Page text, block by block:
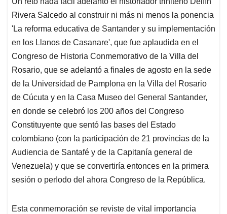
s
A
p
p
b
o
o
k
e
d
I
n
l
a
d
s
Rivera Salcedo al construir ni más ni menos la ponencia
'La reforma educativa de Santander y su implementación
en los Llanos de Casanare', que fue aplaudida en el
Congreso de Historia Conmemorativo de la Villa del
Rosario, que se adelantó a finales de agosto en la sede
de la Universidad de Pamplona en la Villa del Rosario
de Cúcuta y en la Casa Museo del General Santander,
en donde se celebró los 200 años del Congreso
Constituyente que sentó las bases del Estado
colombiano (con la participación de 21 provincias de la
Audiencia de Santafé y de la Capitanía general de
Venezuela) y que se convertiría entonces en la primera
sesión o perIodo del ahora Congreso de la República.
Esta conmemoración se reviste de vital importancia